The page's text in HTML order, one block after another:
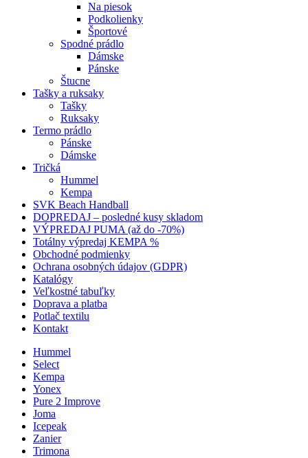
Na piesok
Podkolienky
Športové
Spodné prádlo
Dámske
Pánske
Štucne
Tašky a ruksaky
Tašky
Ruksaky
Termo prádlo
Pánske
Dámske
Tričká
Hummel
Kempa
SVK Beach Handball
DOPREDAJ – posledné kusy skladom
VÝPREDAJ PUMA (až do -70%)
Totálny výpredaj KEMPA %
Obchodné podmienky
Ochrana osobných údajov (GDPR)
Katalógy
Veľkostné tabuľky
Doprava a platba
Potlač textilu
Kontakt
Hummel
Select
Kempa
Yonex
Pure 2 Improve
Joma
Icepeak
Zanier
Trimona